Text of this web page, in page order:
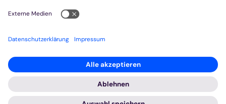
Kirchenzeitung
Amtsblatt (Kirchlicher Anzeiger)
Rechtsdatenbank
Meldestelle gemäß Hinweisgeberschutzgesetz
2026 © Bistum Aachen Impressum